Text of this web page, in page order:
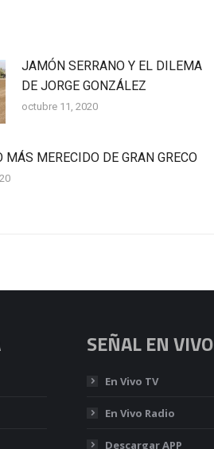
JAMÓN SERRANO Y EL DILEMA
DE JORGE GONZÁLEZ
octubre 11, 2020
MÁS MERECIDO DE GRAN GRECO
SEÑAL EN VIVO
En Vivo TV
En Vivo Radio
Descargar APP